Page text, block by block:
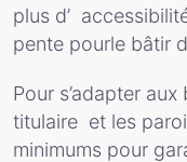
plus d’
pente pourle bâtir
Pour s’adapter
titulaire et les
minimums pour